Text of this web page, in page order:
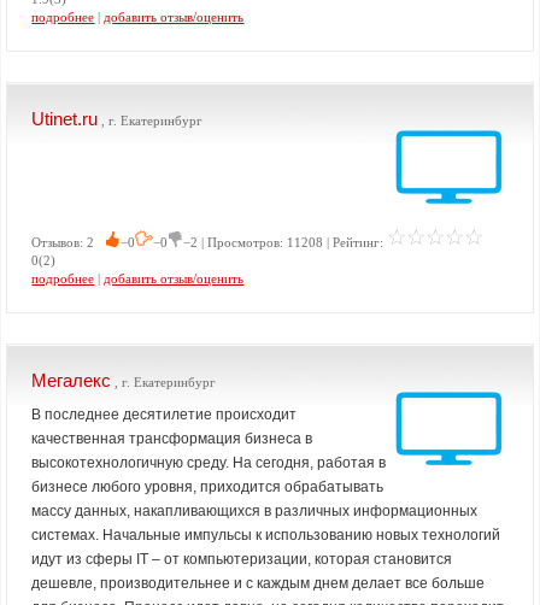
подробнее | добавить отзыв/оценить
Utinet.ru , г. Екатеринбург
Отзывов: 2 −0 −0
−2 | Просмотров: 11208 | Рейтинг:
0(2)
подробнее | добавить отзыв/оценить
Мегалекс , г. Екатеринбург
В последнее десятилетие происходит
качественная трансформация бизнеса в
высокотехнологичную среду. На сегодня, работая в
бизнесе любого уровня, приходится обрабатывать
массу данных, накапливающихся в различных информационных
системах. Начальные импульсы к использованию новых технологий
идут из сферы IT – от компьютеризации, которая становится
дешевле, производительнее и с каждым днем делает все больше